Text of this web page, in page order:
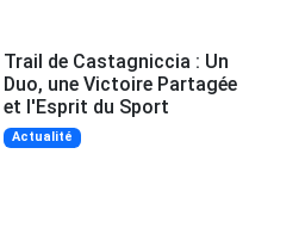
Trail de Castagniccia : Un
Duo, une Victoire Partagée
et l'Esprit du Sport
Actualité